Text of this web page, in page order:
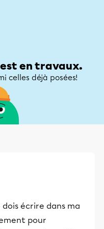
est en travaux.
celles déjà posées!
écrire dans ma
pour